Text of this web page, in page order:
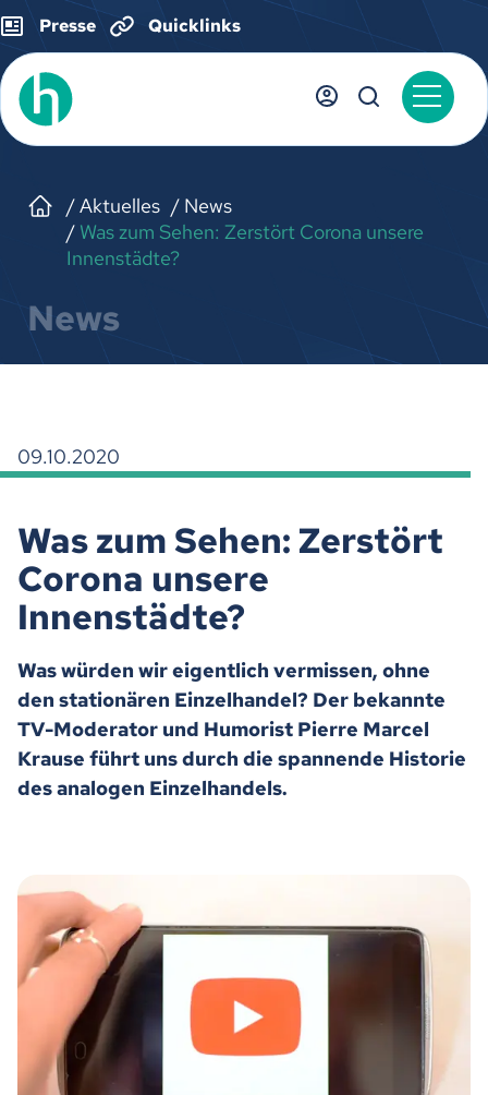
Presse Quicklinks
Aktuelles
News
Was zum Sehen: Zerstört Corona unsere
Innenstädte?
News
09.10.2020
Was zum Sehen: Zerstört
Corona unsere
Innenstädte?
Was würden wir eigentlich vermissen, ohne
den stationären Einzelhandel? Der bekannte
TV-Moderator und Humorist Pierre Marcel
Krause führt uns durch die spannende Historie
des analogen Einzelhandels.